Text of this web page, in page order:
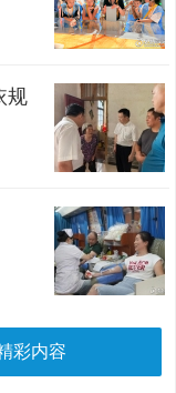
规
彩内容